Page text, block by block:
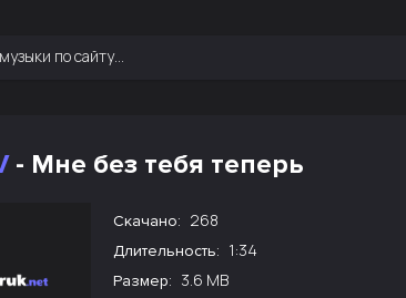
- Мне без тебя теперь
Скачано: 268
Длительность: 1:34
Размер: 3.6 MB